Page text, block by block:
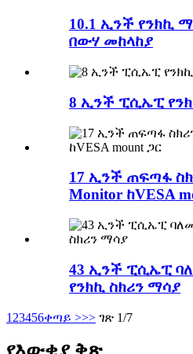
10.1 ኢንች የንክኪ
በውሃ መከላከያ
8 ኢንች ፒሲኤፒ
17 ኢንች ጠፍጣፋ
Monitor ከVESA
43 ኢንች ፒሲኤፒ
የንክኪ ስክሪን ማሳያ
1 23456ቀጣይ >>> ገጽ 1/7